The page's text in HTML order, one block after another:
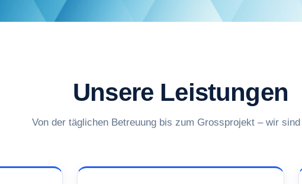
Unsere Leistungen
Von der täglichen Betreuung bis zum Grossprojekt – wir sind